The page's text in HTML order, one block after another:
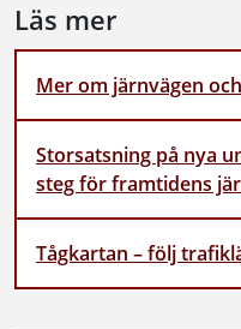
Läs mer
Mer om järnvägen
Storsatsning på nya
steg för framtidens
Tågkartan – följ